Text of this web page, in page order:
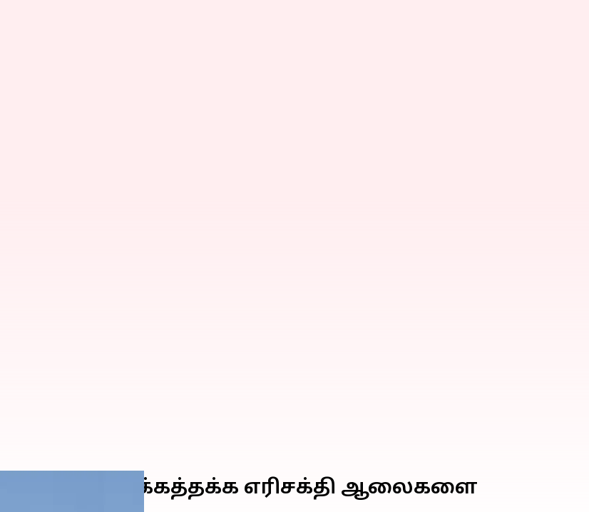
புதுப்பிக்கத்தக்க எரிசக்தி ஆலைகளை